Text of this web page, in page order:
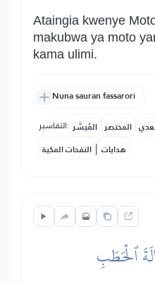
Ataingia kwenye
makubwa ya moto
kama ulimi.
Nuna sauran fassarori
التفاسير: المُيسَّر المختصر
النفحات المكية | هدايات
ٱلۡحَطَبِ